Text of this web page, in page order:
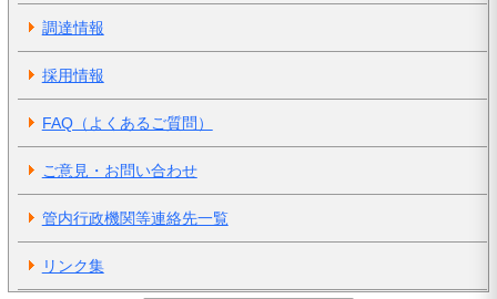
調達情報
採用情報
FAQ（よくあるご質問）
ご意見・お問い合わせ
管内行政機関等連絡先一覧
リンク集